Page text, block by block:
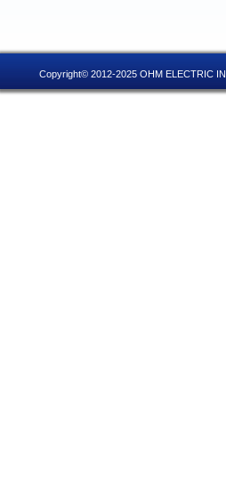
Copyright© 2012-2025 OHM ELECTRIC